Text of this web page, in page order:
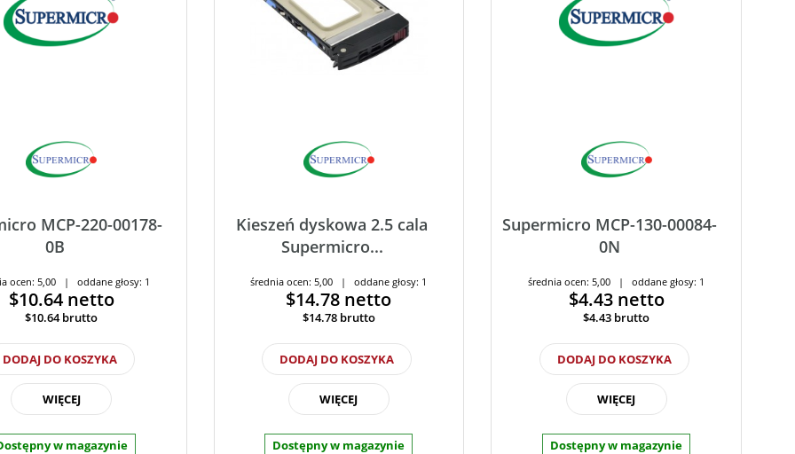
MCP-220-00178-
0B
ocen: 5,00 | oddane głosy: 1
$10.64 netto
$10.64brutto
DODAJ DO KOSZYKA
WIĘCEJ
w magazynie
Kieszeń dyskowa 2.5 cala
Supermicro...
średnia ocen: 5,00 | oddane głosy: 1
$14.78 netto
$14.78 brutto
DODAJ DO KOSZYKA
WIĘCEJ
Dostępny w magazynie
Supermicro MCP-130-00084-
0N
średnia ocen: 5,00 | oddane głosy: 1
$4.43 netto
$4.43 brutto
DODAJ DO KOSZYKA
WIĘCEJ
Dostępny w magazynie